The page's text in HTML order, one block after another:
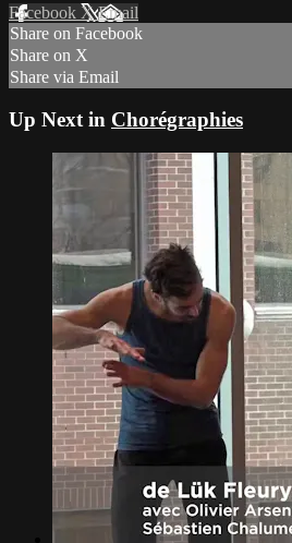
Facebook XEmail
Share on Facebook
Share on X
Share via Email
Up Next in Chorégraphies